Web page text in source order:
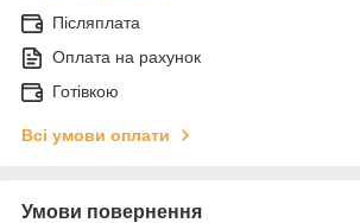
Післяплата
Оплата на рахунок
Готівкою
Всі умови оплати
Умови повернення